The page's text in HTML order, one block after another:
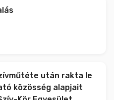
után rakta le
közösség alapjait